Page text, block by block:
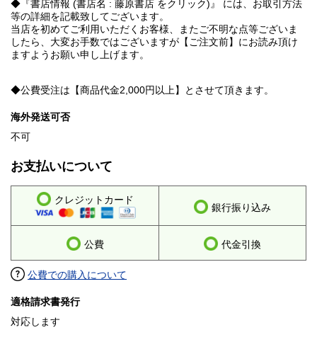
◆『書店情報 (書店名 : 藤原書店 をクリック)』 には、お取引方法
等の詳細を記載致してございます。
当店を初めてご利用いただくお客様、またご不明な点等ございま
したら、大変お手数ではございますが【ご注文前】にお読み頂け
ますようお願い申し上げます。
◆公費受注は【商品代金2,000円以上】とさせて頂きます。
海外発送可否
不可
お支払いについて
クレジットカード
銀行振り込み
公費 代金引換
公費での購入について
適格請求書発行
対応します